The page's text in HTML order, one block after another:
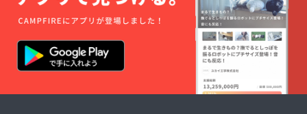
＊七五
三など
特別な
イベン
ト撮影
ただけ